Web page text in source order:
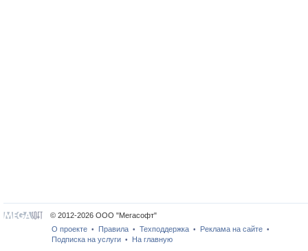
© 2012-2026 ООО "Мегасофт"
О проекте • Правила • Техподдержка • Реклама на сайте •
Подписка на услуги • На главную